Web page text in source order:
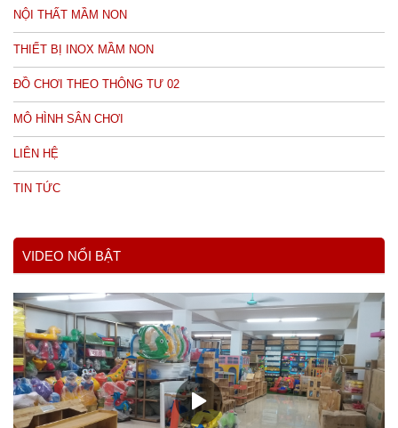
NỘI THẤT MẦM NON
THIẾT BỊ INOX MẦM NON
ĐỒ CHƠI THEO THÔNG TƯ 02
MÔ HÌNH SÂN CHƠI
LIÊN HỆ
TIN TỨC
VIDEO NỔI BẬT